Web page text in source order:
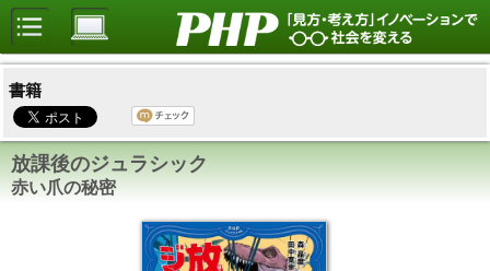
書籍
放課後のジュラシック
赤い爪の秘密